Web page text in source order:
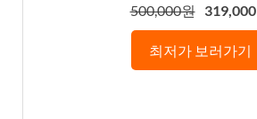
500,000원
최저가 보러가기